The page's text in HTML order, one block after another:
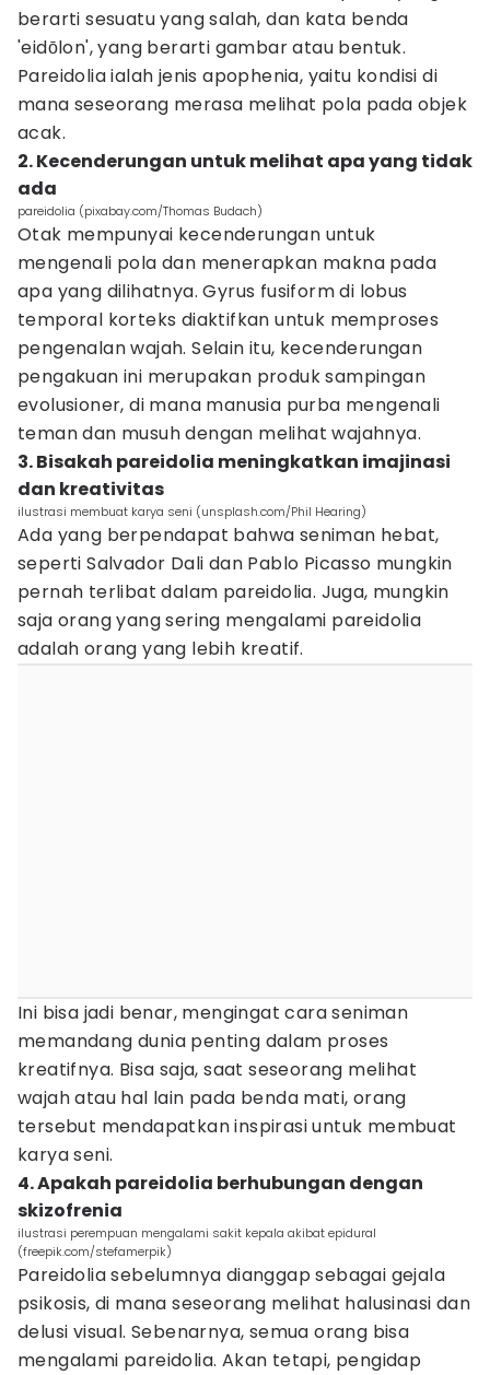
berarti sesuatu yang salah, dan kata benda
'eidōlon', yang berarti gambar atau bentuk.
Pareidolia ialah jenis apophenia, yaitu kondisi di
mana seseorang merasa melihat pola pada objek
acak.
2. Kecenderungan untuk melihat apa yang tidak
ada
pareidolia (pixabay.com/Thomas Budach)
Otak mempunyai kecenderungan untuk
mengenali pola dan menerapkan makna pada
apa yang dilihatnya. Gyrus fusiform di lobus
temporal korteks diaktifkan untuk memproses
pengenalan wajah. Selain itu, kecenderungan
pengakuan ini merupakan produk sampingan
evolusioner, di mana manusia purba mengenali
teman dan musuh dengan melihat wajahnya.
3. Bisakah pareidolia meningkatkan imajinasi
dan kreativitas
ilustrasi membuat karya seni (unsplash.com/Phil Hearing)
Ada yang berpendapat bahwa seniman hebat,
seperti Salvador Dali dan Pablo Picasso mungkin
pernah terlibat dalam pareidolia. Juga, mungkin
saja orang yang sering mengalami pareidolia
adalah orang yang lebih kreatif.
Ini bisa jadi benar, mengingat cara seniman
memandang dunia penting dalam proses
kreatifnya. Bisa saja, saat seseorang melihat
wajah atau hal lain pada benda mati, orang
tersebut mendapatkan inspirasi untuk membuat
karya seni.
4. Apakah pareidolia berhubungan dengan
skizofrenia
ilustrasi perempuan mengalami sakit kepala akibat epidural
(freepik.com/stefamerpik)
Pareidolia sebelumnya dianggap sebagai gejala
psikosis, di mana seseorang melihat halusinasi dan
delusi visual. Sebenarnya, semua orang bisa
mengalami pareidolia. Akan tetapi, pengidap